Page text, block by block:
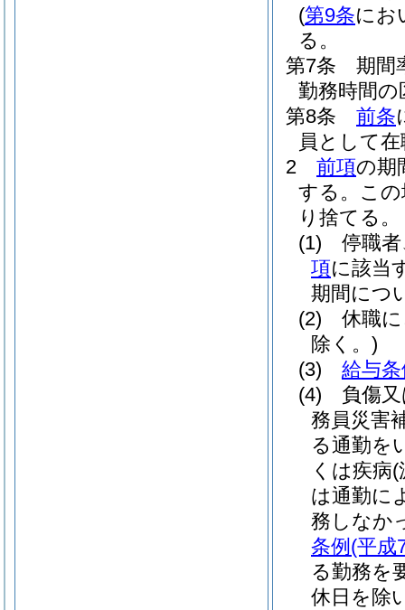
(第9条にお
る。
第7条
期間
勤務時間
第8条
前条
員として
2
前項の期
する。 こ
り捨てる。
(1)
停職
項に該当
期間につ
(2)
休職
除く。)
(3)
給与
(4)
負傷
務員災害
る通勤を
くは疾病(
は通勤に
務しなか
条例 (平成
る勤務を
休日を除